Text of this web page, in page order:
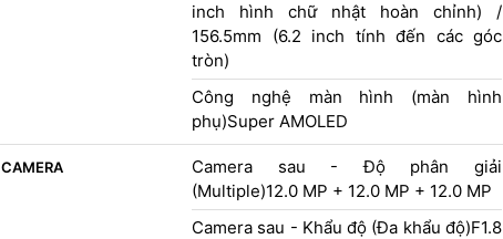
inch hình chữ nhật hoàn chỉnh) /
156.5mm (6.2 inch tính đến các góc
tròn)
Công nghệ màn hình (màn hình
phụ)Super AMOLED
CAMERA
Camera sau - Độ phân giải
(Multiple)12.0 MP + 12.0 MP + 12.0 MP
Camera sau - Khẩu độ (Đa khẩu độ)F1.8